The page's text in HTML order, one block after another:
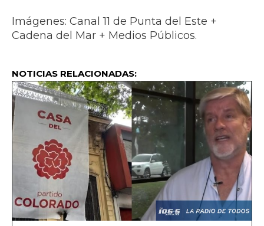
Imágenes: Canal 11 de Punta del Este +
Cadena del Mar + Medios Públicos.
NOTICIAS RELACIONADAS: